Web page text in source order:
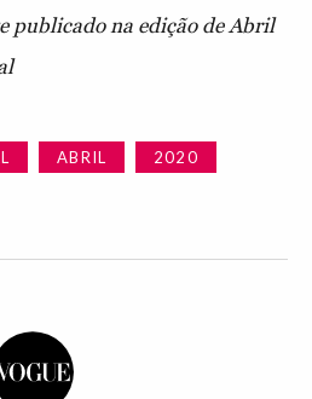
publicado na edição de Abril
ABRIL
2020